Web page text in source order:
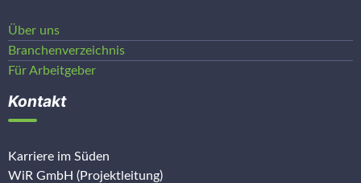
Über uns
Branchenverzeichnis
Für Arbeitgeber
Kontakt
Karriere im Süden
WiR GmbH (Projektleitung)